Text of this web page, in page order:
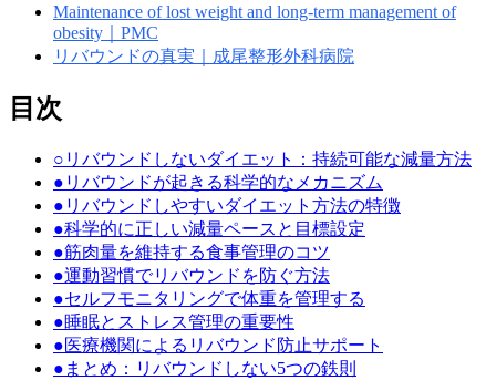
Maintenance of lost weight and long-term management of
obesity｜PMC
リバウンドの真実｜成尾整形外科病院
目次
○ リバウンドしないダイエット：持続可能な減量方法
● リバウンドが起きる科学的なメカニズム
● リバウンドしやすいダイエット方法の特徴
●科学的に正しい減量ペースと目標設定
●筋肉量を維持する食事管理のコツ
●運動習慣でリバウンドを防ぐ方法
●セルフモニタリングで体重を管理する
●睡眠とストレス管理の重要性
●医療機関によるリバウンド防止サポート
● まとめ：リバウンドしない5つの鉄則